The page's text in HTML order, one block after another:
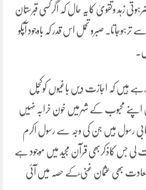
زہد وتقویٰ کایہ حال کہ اگرکسی قبرستان
سے ترہوجاتا۔ صبرو تحمل اس قدر کہ باوجود آپکو
ہیں کہ اجازت دیں باغیوں کوکچل
محبوب کے شہرمیں خون خرابہ نہیں
رسول ہیں جن کی وجہ سے رسول اکرم
بیعت لی جس کاذکربھی قرآن مجید میں موجود ہے
بھی عثمان غنی ؓکے حصہ میں آئی